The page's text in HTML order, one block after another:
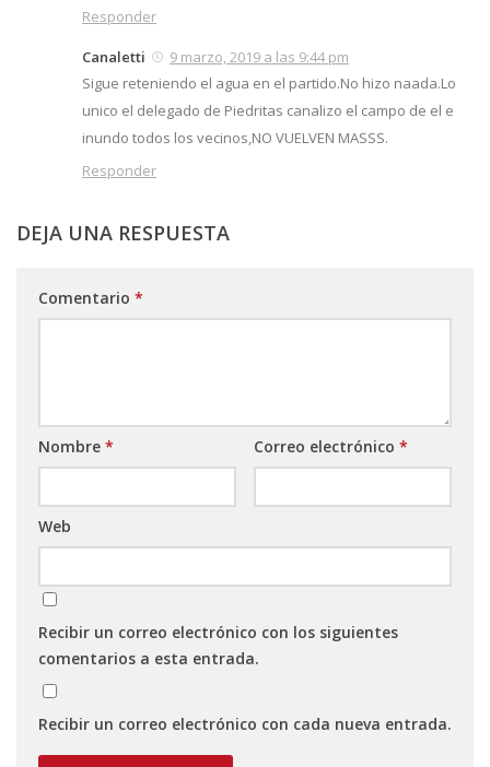
Responder
Canaletti
9 marzo, 2019 a las 9:44 pm
Sigue reteniendo el agua en el partido.No hizo naada.Lo
unico el delegado de Piedritas canalizo el campo de el e
inundo todos los vecinos,NO VUELVEN MASSS.
Responder
DEJA UNA RESPUESTA
Comentario *
Nombre * Correo electrónico *
Web
Recibir un correo electrónico con los siguientes
comentarios a esta entrada.
Recibir un correo electrónico con cada nueva entrada.